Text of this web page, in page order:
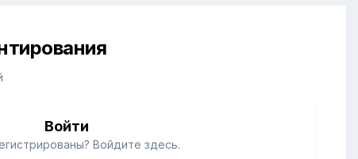
Войти
Войдите здесь.